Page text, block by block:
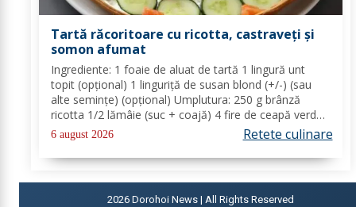
Tartă răcoritoare cu ricotta, castraveți și
somon afumat
Ingrediente: 1 foaie de aluat de tartă 1 lingură unt
topit (opțional) 1 linguriță de susan blond (+/-) (sau
alte semințe) (opțional) Umplutura: 250 g brânză
ricotta 1/2 lămâie (suc + coajă) 4 fire de ceapă verde
(+/-) piper Toppinguri: 1 castravete 80 gr somon
afumat 1 linguriță semințe de susan...
6 august 2026 Retete culinare
2026 Dorohoi News | All Rights Reserved